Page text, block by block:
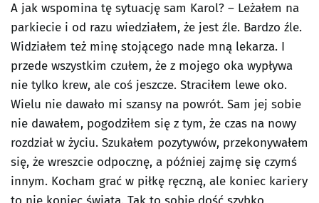
A jak wspomina tę sytuację sam Karol? – Leżałem na
parkiecie i od razu wiedziałem, że jest źle. Bardzo źle.
Widziałem też minę stojącego nade mną lekarza. I
przede wszystkim czułem, że z mojego oka wypływa
nie tylko krew, ale coś jeszcze. Straciłem lewe oko.
Wielu nie dawało mi szansy na powrót. Sam jej sobie
nie dawałem, pogodziłem się z tym, że czas na nowy
rozdział w życiu. Szukałem pozytywów, przekonywałem
się, że wreszcie odpocznę, a później zajmę się czymś
innym. Kocham grać w piłkę ręczną, ale koniec kariery